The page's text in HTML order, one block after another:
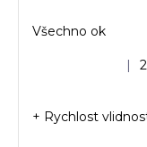
Hodnocení |
Všechno ok
+ Rychlost